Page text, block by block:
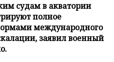
судам в акватории
полное
международного
заявил военный